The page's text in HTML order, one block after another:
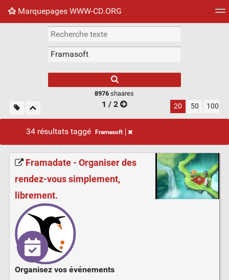
Marquepages WWW-CD.ORG
Nuage de tags Mur d'images
8976 shaares
1 / 2 20 50 100
34 résultats taggé Framasoft
Framadate - Organiser des
rendez-vous simplement,
librement.
Organisez vos événements